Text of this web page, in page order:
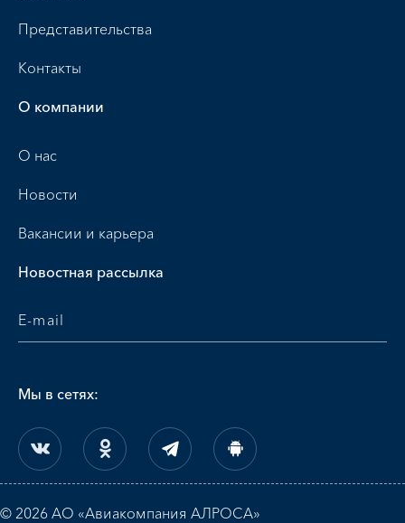
Представительства
Контакты
О компании
О нас
Новости
Вакансии и карьера
Новостная рассылка
Мы в сетях:
© 2026 АО «Авиакомпания АЛРОСА»